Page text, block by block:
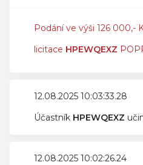
Podání ve výši 126 000,-
licitace HPEWQEXZ
12.08.2025 10:03:33.28
Účastník HPEWQEXZ
12.08.2025 10:02:26.24